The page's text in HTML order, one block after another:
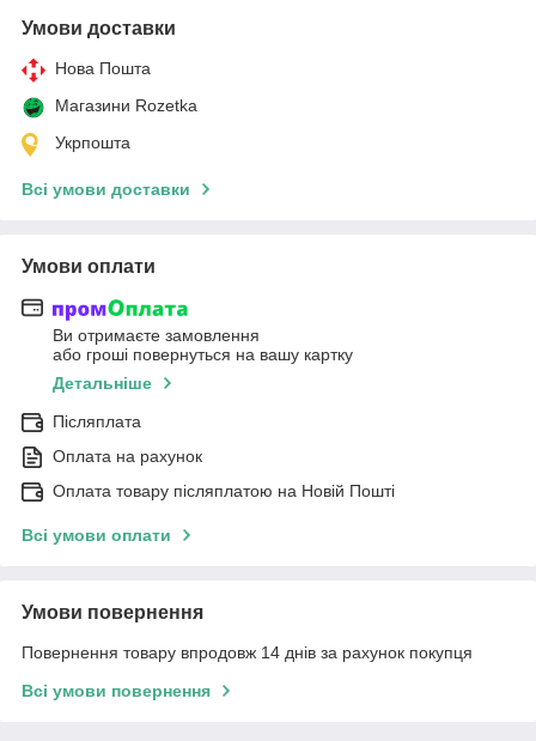
Умови доставки
Нова Пошта
Магазини Rozetka
Укрпошта
Всі умови доставки
Умови оплати
Ви отримаєте замовлення
або гроші повернуться на вашу картку
Детальніше
Післяплата
Оплата на рахунок
Оплата товару післяплатою на Новій Пошті
Всі умови оплати
Умови повернення
Повернення товару впродовж 14 днів за рахунок покупця
Всі умови повернення